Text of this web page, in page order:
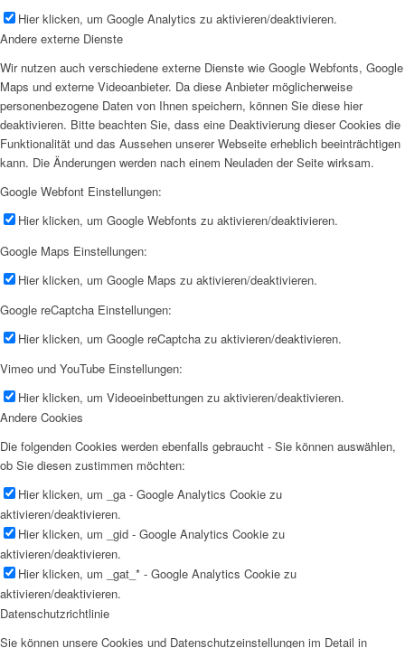
Hier klicken, um Google Analytics zu aktivieren/deaktivieren.
Andere externe Dienste
Wir nutzen auch verschiedene externe Dienste wie Google Webfonts, Google
Maps und externe Videoanbieter. Da diese Anbieter möglicherweise
personenbezogene Daten von Ihnen speichern, können Sie diese hier
deaktivieren. Bitte beachten Sie, dass eine Deaktivierung dieser Cookies die
Funktionalität und das Aussehen unserer Webseite erheblich beeinträchtigen
kann. Die Änderungen werden nach einem Neuladen der Seite wirksam.
Google Webfont Einstellungen:
Hier klicken, um Google Webfonts zu aktivieren/deaktivieren.
Google Maps Einstellungen:
Hier klicken, um Google Maps zu aktivieren/deaktivieren.
Google reCaptcha Einstellungen:
Hier klicken, um Google reCaptcha zu aktivieren/deaktivieren.
Vimeo und YouTube Einstellungen:
Hier klicken, um Videoeinbettungen zu aktivieren/deaktivieren.
Andere Cookies
Die folgenden Cookies werden ebenfalls gebraucht - Sie können auswählen,
ob Sie diesen zustimmen möchten:
Hier klicken, um _ga - Google Analytics Cookie zu
aktivieren/deaktivieren.
Hier klicken, um _gid - Google Analytics Cookie zu
aktivieren/deaktivieren.
Hier klicken, um _gat_* - Google Analytics Cookie zu
aktivieren/deaktivieren.
Datenschutzrichtlinie
Sie können unsere Cookies und Datenschutzeinstellungen im Detail in